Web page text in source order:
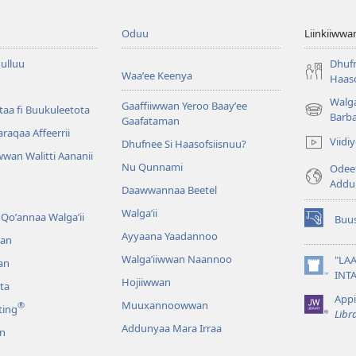
fi Buukuleetota
Affeerrii
Walitti Aananii
Walgaʼii
®
Oduu
Waaʼee Keenya
Gaaffiiwwan Yeroo Baayʼee
Gaafataman
Dhufnee Si Haasofsiisnuu?
Nu Qunnami
Daawwannaa Beetel
Walga’ii
Ayyaana Yaadannoo
Walgaʼiiwwan Naannoo
Hojiiwwan
Muuxannoowwan
Addunyaa Mara Irraa
(opens
window)
(opens
new
window)
(opens
window)